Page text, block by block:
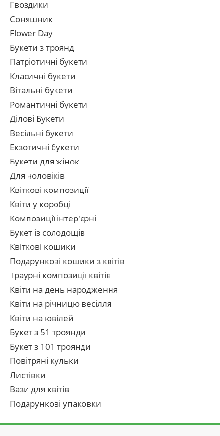
Гвоздики
Соняшник
Flower Day
Букети з троянд
Патріотичні букети
Класичні букети
Вітальні букети
Романтичні букети
Ділові Букети
Весільні букети
Екзотичні букети
Букети для жінок
Для чоловіків
Квіткові композиції
Квіти у коробці
Композиції інтер'єрні
Букет із солодощів
Квіткові кошики
Подарункові кошики з квітів
Траурні композиції квітів
Квіти на день народження
Квіти на річницю весілля
Квіти на ювілей
Букет з 51 троянди
Букет з 101 троянди
Повітряні кульки
Листівки
Вази для квітів
Подарункові упаковки